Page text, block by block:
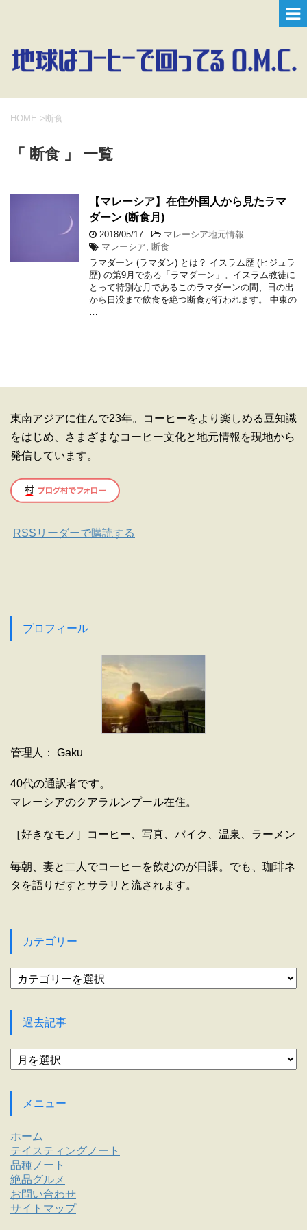
HOME > 断食
「 断食 」 一覧
【マレーシア】在住外国人から見たラマ
ダーン (断食月)
2018/05/17 -マレーシア地元情報
マレーシア, 断食
ラマダーン (ラマダン) とは？ イスラム歴 (ヒジュラ
歴) の第9月である「ラマダーン」。イスラム教徒に
とって特別な月であるこのラマダーンの間、日の出
から日没まで飲食を絶つ断食が行われます。 中東の
…
東南アジアに住んで23年。コーヒーをより楽しめる豆知識
をはじめ、さまざまなコーヒー文化と地元情報を現地から
発信しています。
RSSリーダーで購読する
プロフィール
管理人： Gaku
40代の通訳者です。
マレーシアのクアラルンプール在住。
［好きなモノ］コーヒー、写真、バイク、温泉、ラーメン
毎朝、妻と二人でコーヒーを飲むのが日課。でも、珈琲ネ
タを語りだすとサラリと流されます。
カテゴリー
テ
過去記事
過
去
メニュー
ホーム
テイスティングノート
品種ノート
絶品グルメ
お問い合わせ
サイトマップ